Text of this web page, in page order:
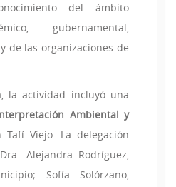
del ámbito
gubernamental,
de las organizaciones de
la actividad incluyó una
Ambiental y
Viejo. La delegación
Alejandra Rodríguez,
Sofía Solórzano,